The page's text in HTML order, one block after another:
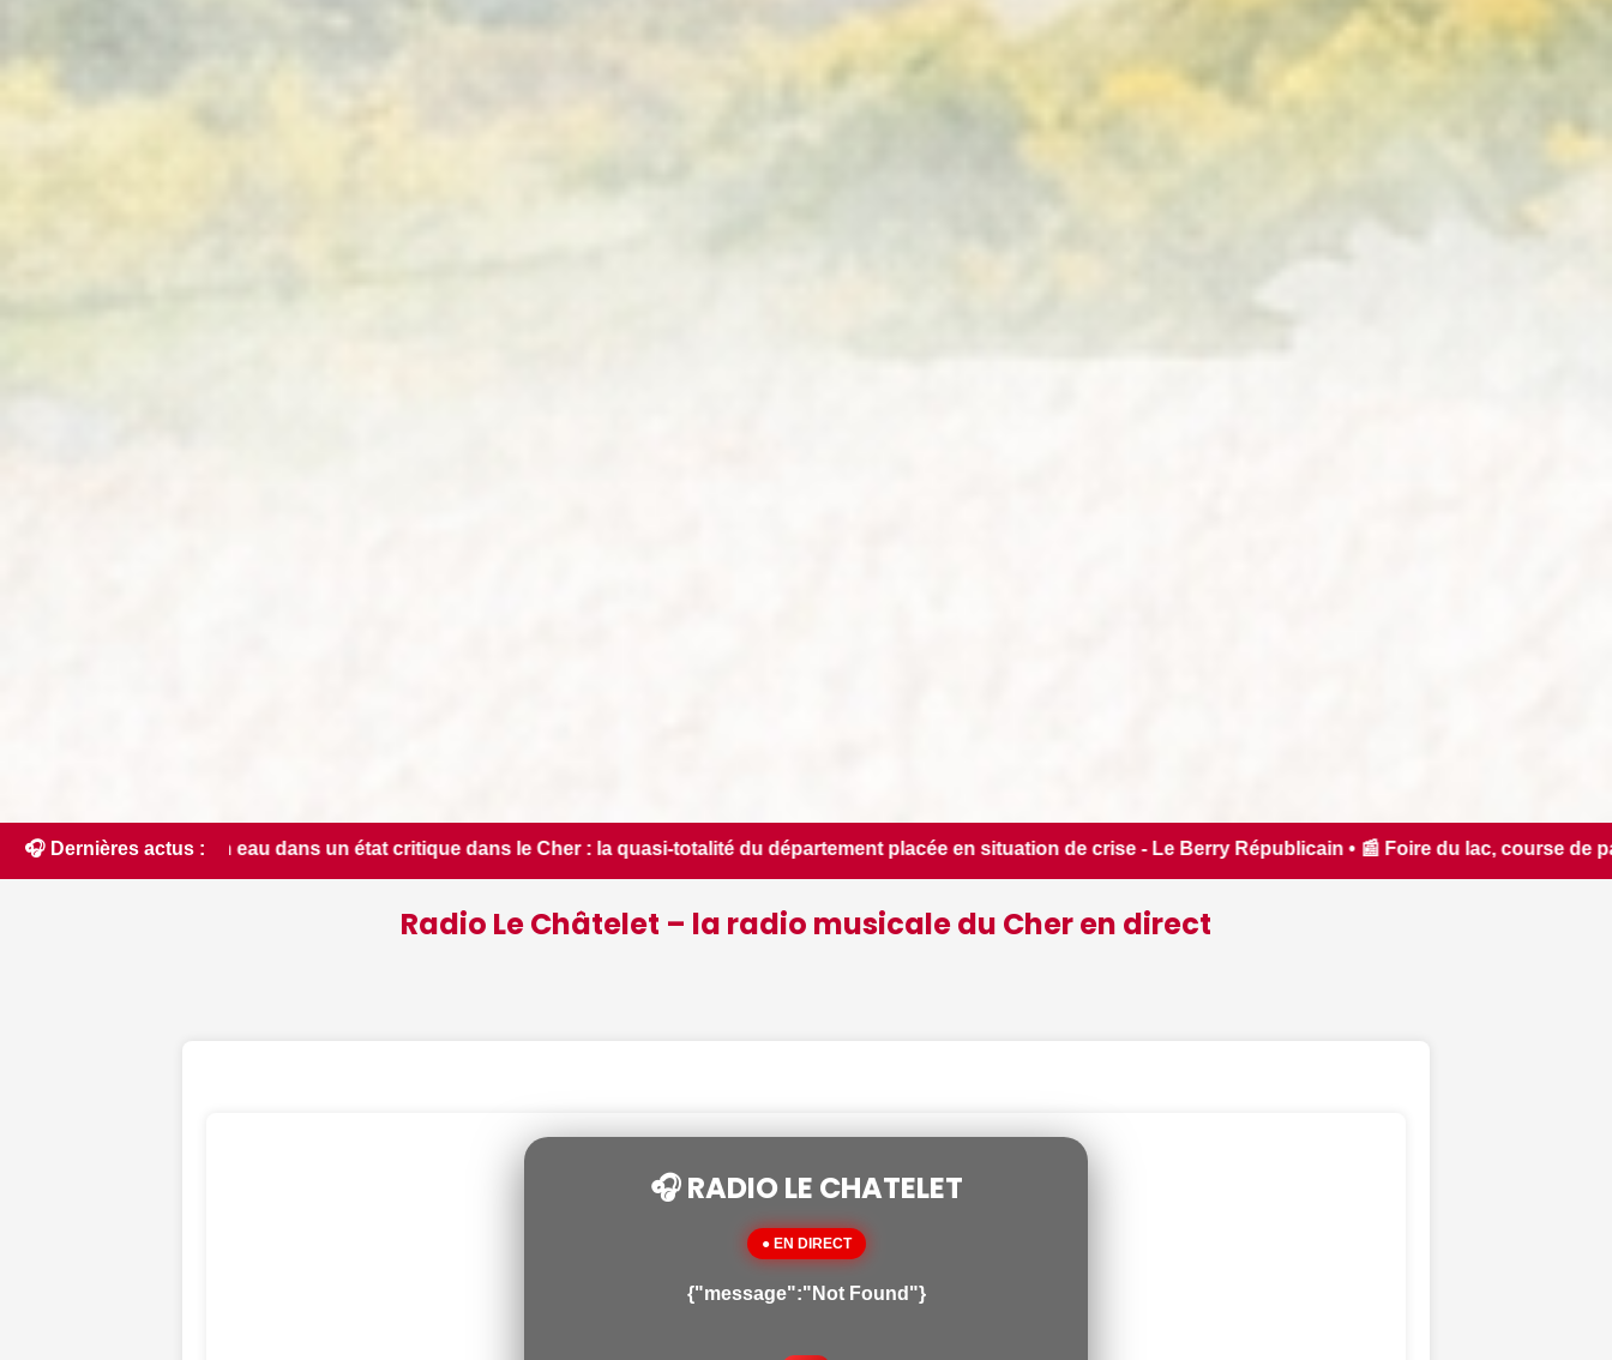
🎧 Dernières actus :
le Cher : la quasi-totalité du département placée en situation de crise - Le Berry Républicain • 📰 Foire du lac, course de patinettes, fête des Coucous... Que faire ce
Radio Le Châtelet – la radio musicale du Cher en direct
🎧 RADIO LE CHATELET
● EN DIRECT
{"message":"Not Found"}